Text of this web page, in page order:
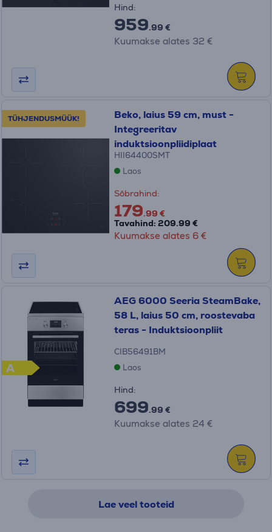
Hind:
959.99 €
Kuumakse alates 32 €
TÜHJENDUSMÜÜK!
Beko, laius 59 cm, must -
Integreeritav
induktsioonpliidiplaat
HII64400SMT
Laos
Sõbrahind:
179.99 €
Tavahind: 209.99 €
Kuumakse alates 6 €
A
AEG 6000 Seeria SteamBake,
58 L, laius 50 cm, roostevaba
teras - Induktsioonpliit
CIB56491BM
Laos
Hind:
699.99 €
Kuumakse alates 24 €
Lae veel tooteid